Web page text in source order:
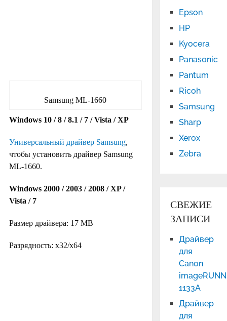
Samsung ML-1660
Windows 10 / 8 / 8.1 / 7 / Vista / XP
Универсальный драйвер Samsung,
чтобы установить драйвер Samsung
ML-1660.
Windows 2000 / 2003 / 2008 / XP /
Vista / 7
Размер драйвера: 17 MB
Разрядность: x32/x64
Epson
HP
Kyocera
Panasonic
Pantum
Ricoh
Samsung
Sharp
Xerox
Zebra
СВЕЖИЕ
ЗАПИСИ
Драйвер
для
Canon
1133A
Драйвер
для